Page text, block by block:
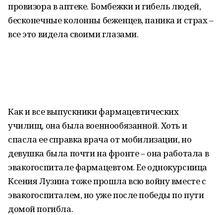
провизора в аптеке. Бомбежки и гибель людей,
бесконечные колонны беженцев, паника и страх –
все это видела своими глазами.
Как и все выпускники фармацевтических
училищ, она была военнообязанной. Хоть и
спасла ее справка врача от мобилизации, но
девушка была почти на фронте – она работала в
эвакогоспитале фармацевтом. Ее однокурсница
Ксения Лузина тоже прошла всю войну вместе с
эвакогоспиталем, но уже после победы по пути
домой погибла.